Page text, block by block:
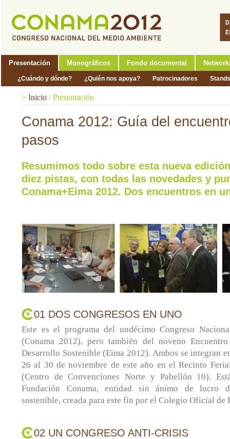
Presentación Monográficos Fondo documental
¿Cuándo y dónde? ¿Quién nos apoya? Patrocinadores Stands
> Inicio / Presentación
Conama 2012: Guía del
pasos
Resumimos todo sobre esta nueva
diez pistas, con todas las novedades y
Conama+Eima 2012. Dos encuentros en
01 DOS CONGRESOS EN UNO
Este es el programa del undécimo Congreso
(Conama 2012), pero también del noveno
Desarrollo Sostenible (Eima 2012). Ambos se integran
26 al 30 de noviembre de este año en el Recinto
(Centro de Convenciones Norte y Pabellón 10).
Fundación Conama, entidad sin ánimo de lucro
sostenible, creada para este fin por el Colegio Oficial de
02 UN CONGRESO ANTI-CRISIS